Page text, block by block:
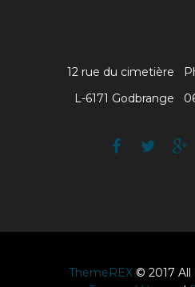
12 rue du cimetière
L-6171 Godbrange
ThemeREX© 2017 All